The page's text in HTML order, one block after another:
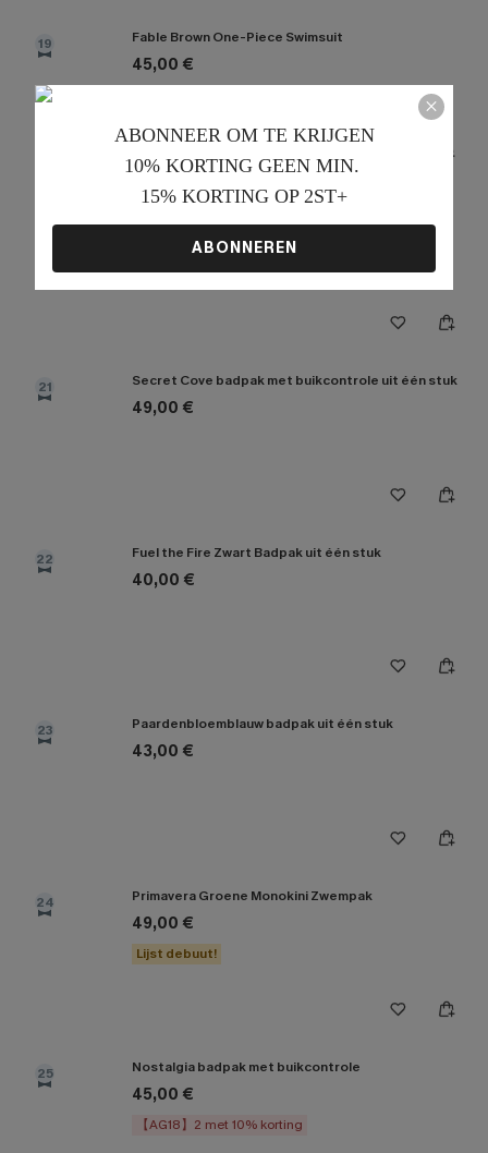
19 Fable Brown One-Piece Swimsuit
45,00 €
Silver Screen badpak met buikcorrectie
21 Secret Cove badpak met buikcontrole uit één stuk
49,00 €
22 Fuel the Fire Zwart Badpak uit één stuk
40,00 €
23 Paardenbloemblauw badpak uit één stuk
43,00 €
24 Primavera Groene Monokini Zwempak
49,00 €
Lijst debuut!
25 Nostalgia badpak met buikcontrole
45,00 €
【AG18】2 met 10% korting
ABONNEER OM TE KRIJGEN﻿
10% KORTING GEEN MIN.
15% KORTING OP 2ST+
ABONNEREN